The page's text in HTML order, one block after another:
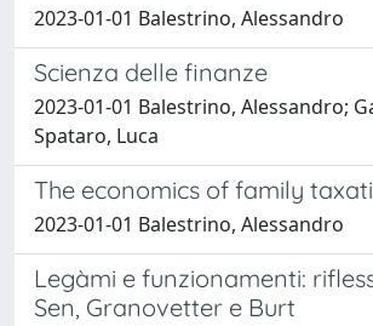
2023-01-01 Balestrino, Alessandro
Scienza delle finanze
2023-01-01 Balestrino, Alessandro;
Spataro, Luca
The economics of family
2023-01-01 Balestrino, Alessandro
Legàmi e funzionamenti:
Sen, Granovetter e Burt